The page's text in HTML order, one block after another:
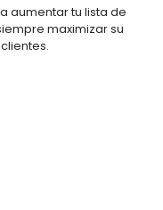
aumentar tu lista de
maximizar su